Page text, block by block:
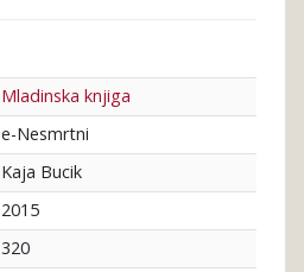
Mladinska knjiga
e-Nesmrtni
Kaja Bucik
2015
320